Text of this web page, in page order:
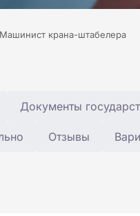
Машинист крана-штабелера
Документы
Отзывы